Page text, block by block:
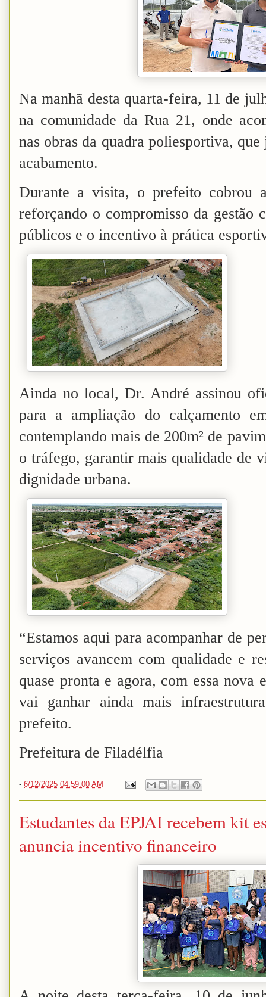
Na manhã desta quarta-feira, 11 de
na comunidade da Rua 21, onde
nas obras da quadra poliesportiva,
acabamento.
Durante a visita, o prefeito cobrou
reforçando o compromisso da gestão
públicos e o incentivo à prática
Ainda no local, Dr. André assinou
para a ampliação do calçamento
contemplando mais de 200m² de
o tráfego, garantir mais qualidade de
dignidade urbana.
“Estamos aqui para acompanhar de
serviços avancem com qualidade e
quase pronta e agora, com essa nova
vai ganhar ainda mais
prefeito.
Prefeitura de Filadélfia
- 6/12/2025 04:59:00 AM
Estudantes da EPJAI recebem kit
anuncia incentivo financeiro